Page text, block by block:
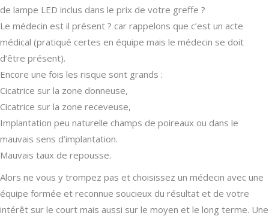
de lampe LED inclus dans le prix de votre greffe ?
Le médecin est il présent ? car rappelons que c’est un acte
médical (pratiqué certes en équipe mais le médecin se doit
d’être présent).
Encore une fois les risque sont grands :
Cicatrice sur la zone donneuse,
Cicatrice sur la zone receveuse,
Implantation peu naturelle champs de poireaux ou dans le
mauvais sens d’implantation.
Mauvais taux de repousse.
Alors ne vous y trompez pas et choisissez un médecin avec une
équipe formée et reconnue soucieux du résultat et de votre
intérêt sur le court mais aussi sur le moyen et le long terme. Une